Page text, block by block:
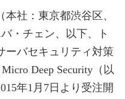
本社：東京都渋谷区、
・チェン、以下、ト
ーバセキュリティ対策
Deep Security（以
年1月7日より受注開